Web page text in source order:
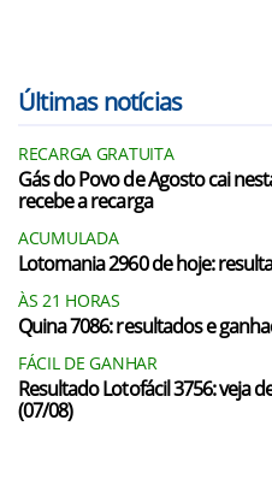
Últimas notícias
RECARGA GRATUITA
Gás do Povo de Agosto cai
recebe a recarga
ACUMULADA
Lotomania 2960 de hoje:
ÀS 21 HORAS
Quina 7086: resultados e
FÁCIL DE GANHAR
Resultado Lotofácil 3756: veja
(07/08)